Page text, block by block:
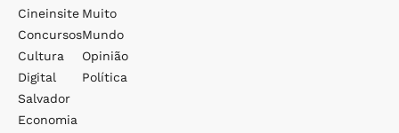
Cineinsite
Concursos
Cultura
Digital
Salvador
Economia
Muito
Mundo
Opinião
Política